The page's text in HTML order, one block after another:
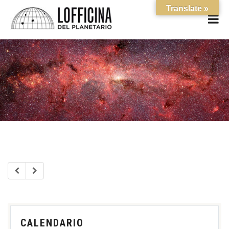
CALENDARIO
Translate »